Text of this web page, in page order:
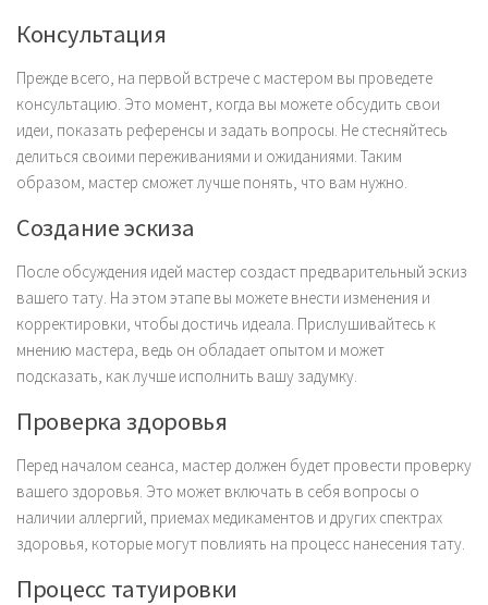
Консультация
Прежде всего, на первой встрече с мастером вы проведете
консультацию. Это момент, когда вы можете обсудить свои
идеи, показать референсы и задать вопросы. Не стесняйтесь
делиться своими переживаниями и ожиданиями. Таким
образом, мастер сможет лучше понять, что вам нужно.
Создание эскиза
После обсуждения идей мастер создаст предварительный эскиз
вашего тату. На этом этапе вы можете внести изменения и
корректировки, чтобы достичь идеала. Прислушивайтесь к
мнению мастера, ведь он обладает опытом и может
подсказать, как лучше исполнить вашу задумку.
Проверка здоровья
Перед началом сеанса, мастер должен будет провести проверку
вашего здоровья. Это может включать в себя вопросы о
наличии аллергий, приемах медикаментов и других спектрах
здоровья, которые могут повлиять на процесс нанесения тату.
Процесс татуировки